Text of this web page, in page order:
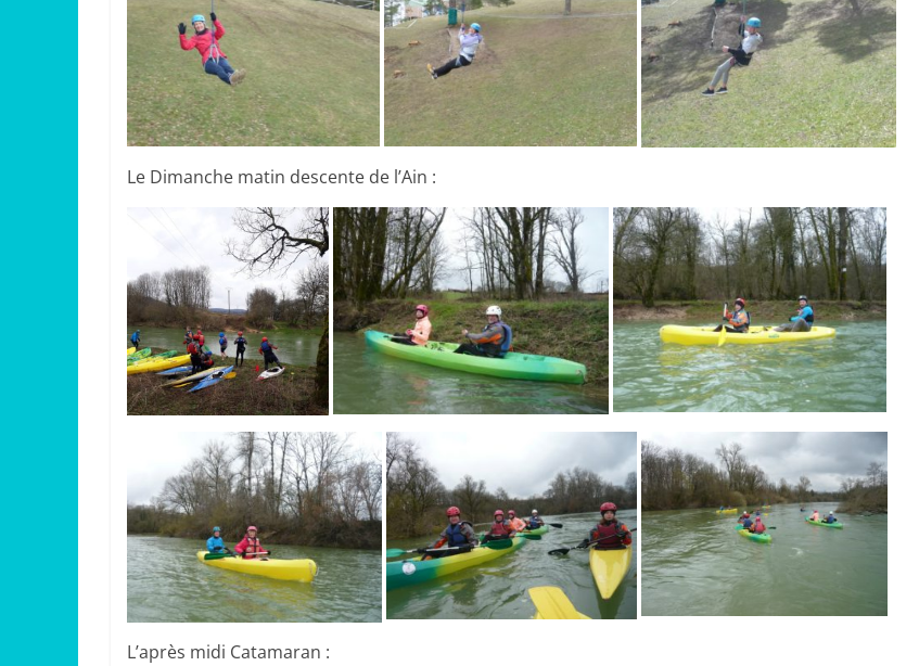
Le Dimanche matin descente de l’Ain :
L’après midi Catamaran :